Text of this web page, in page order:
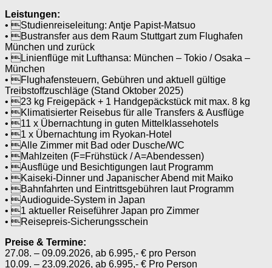
Leistungen:
• Studienreiseleitung: Antje Papist-Matsuo
• Bustransfer aus dem Raum Stuttgart zum Flughafen
München und zurück
• Linienflüge mit Lufthansa: München – Tokio / Osaka –
München
• Flughafensteuern, Gebühren und aktuell gültige
Treibstoffzuschläge (Stand Oktober 2025)
• 23 kg Freigepäck + 1 Handgepäckstück mit max. 8 kg
• Klimatisierter Reisebus für alle Transfers & Ausflüge
• 11 x Übernachtung in guten Mittelklassehotels
• 1 x Übernachtung im Ryokan-Hotel
• Alle Zimmer mit Bad oder Dusche/WC
• Mahlzeiten (F=Frühstück / A=Abendessen)
• Ausflüge und Besichtigungen laut Programm
• Kaiseki-Dinner und Japanischer Abend mit Maiko
• Bahnfahrten und Eintrittsgebühren laut Programm
• Audioguide-System in Japan
• 1 aktueller Reiseführer Japan pro Zimmer
• Reisepreis-Sicherungsschein
Preise & Termine:
27.08. – 09.09.2026, ab 6.995,- € pro Person
10.09. – 23.09.2026, ab 6.995,- € Pro Person